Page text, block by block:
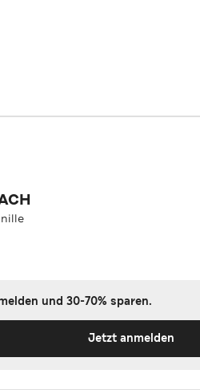
und 30-70% sparen.
Jetzt anmelden